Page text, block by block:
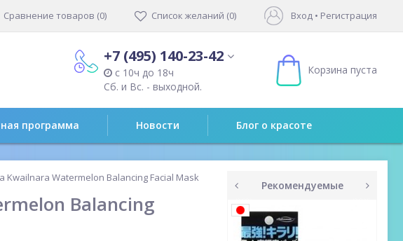
Сравнение товаров (0) Список желаний (0) Вход • Регистрация
+7 (495) 140-23-42
с 10ч до 18ч
Сб. и Вс. - выходной.
Корзина пуста
программа Новости Блог о красоте
Kwailnara Watermelon Balancing Facial Mask
Balancing
Рекомендуемые